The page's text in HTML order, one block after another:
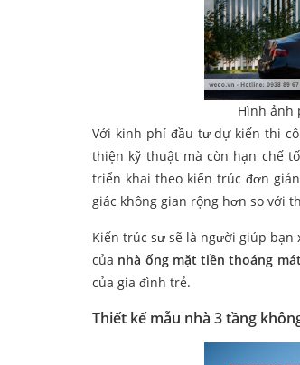
Hình ảnh
Với kinh phí đầu tư dự kiến thi
thiện kỹ thuật mà còn hạn chế
triển khai theo kiến trúc đơn
giác không gian rộng hơn so với
Kiến trúc sư sẽ là người giúp
của nhà ống mặt tiền thoáng mát
của gia đình trẻ.
Thiết kế mẫu nhà 3 tầng